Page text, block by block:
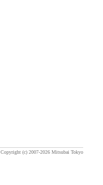
Copyright (c) 2007-2026 Mitsubai Tokyo